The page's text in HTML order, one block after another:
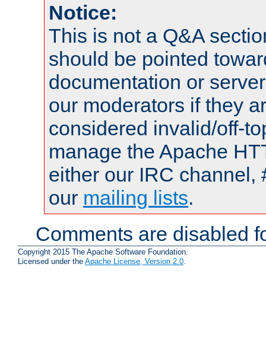
Notice:
This is not a Q&A
should be pointed
documentation or
our moderators if they
considered invalid/off-
manage the Apache
either our IRC channel,
our mailing lists.
Comments are disabled
Copyright 2015 The Apache Software Foundation.
Licensed under the Apache License, Version 2.0.